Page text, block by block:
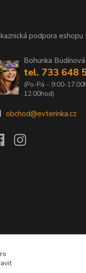
podpora eshopu
Bohunka Budínová
tel. 733 648
(Po-Pá - 9:00-
12:00hod)
obchod@evterinka.cz